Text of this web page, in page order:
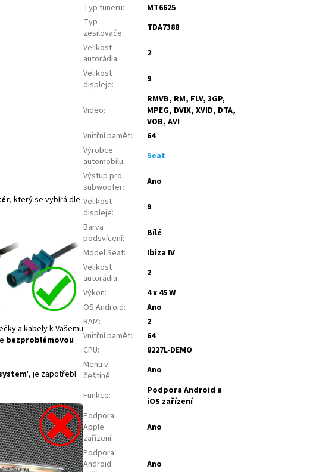
, který se vybírá dle
a kabely k Vašemu
bezproblémovou
", je zapotřebí
Typ tuneru:
MT6625
Typ
zesilovače:
TDA7388
Velikost
autorádia:
2
Velikost
displeje: 9
Video:
RMVB, RM, FLV, 3GP,
MPEG, DVIX, XVID, DTA,
VOB, AVI
Vnitřní paměť:
64
Výrobce
automobilu:
Seat
Výstup pro
subwoofer:
Ano
Velikost
displeje:
9
Barva
podsvícení:
Bílé
Model Seat:
Ibiza IV
Velikost
autorádia:
2
Výkon:
4 x 45 W
OS Android:
Ano
RAM:
2
Vnitřní paměť:
64
CPU:
8227L-DEMO
Menu v
češtině: Ano
Funkce:
Podpora Android a
iOS zařízení
Podpora
Apple
zařízení:
Ano
Podpora
Android
Ano